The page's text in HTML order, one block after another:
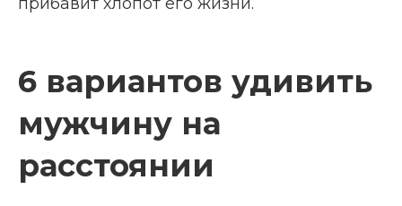
6 вариантов удивить
мужчину на
расстоянии